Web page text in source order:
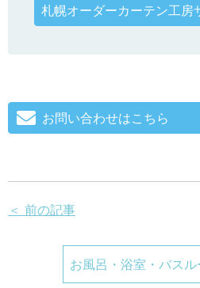
札幌オーダーカーテン工房
お問い合わせはこちら
＜ 前の記事
お風呂・浴室・バス